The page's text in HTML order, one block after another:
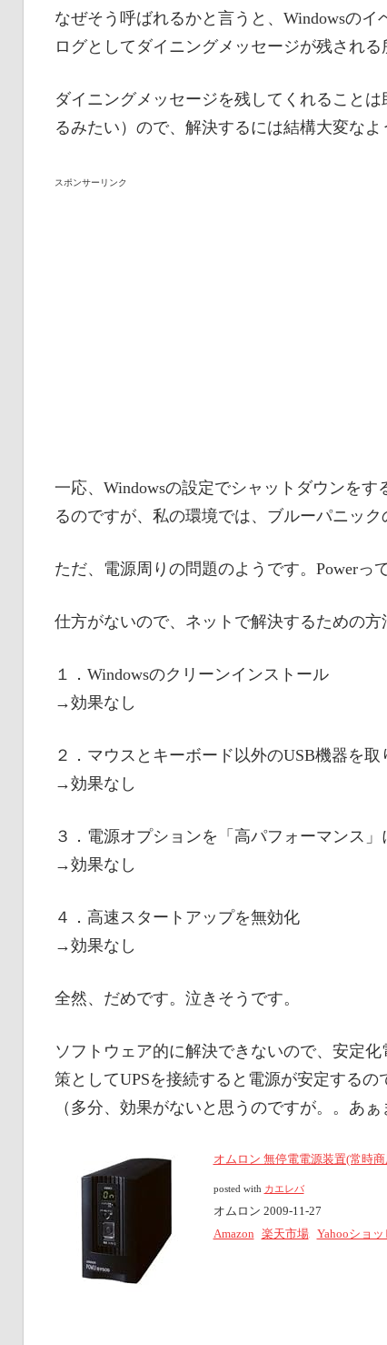
信
なぜそう呼ばれるかと言うと、Windowsの
ログとしてダイニングメッセージが残される
ダイニングメッセージを残してくれること
るみたい）ので、解決するには結構大変なよ
スポンサーリンク
一応、Windowsの設定でシャットダウンを
るのですが、私の環境では、ブルーパニッ
ただ、電源周りの問題のようです。Powerっ
仕方がないので、ネットで解決するための
１．Windowsのクリーンインストール
→効果なし
２．マウスとキーボード以外のUSB機器を取
→効果なし
３．電源オプションを「高パフォーマンス」
→効果なし
４．高速スタートアップを無効化
→効果なし
全然、だめです。泣きそうです。
ソフトウェア的に解決できないので、安定
策としてUPSを接続すると電源が安定するの
（多分、効果がないと思うのですが。。あ
オムロン 無停電電源装置(常時
posted with カエレバ
オムロン 2009-11-27
Amazon 楽天市場 Yahooショ